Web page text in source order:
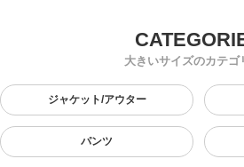
大きいサイズのカテゴ
ジャケット/アウター
パンツ